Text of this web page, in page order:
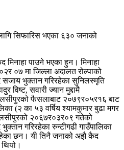
सिफारिस भएका ६३० जनाको
पाउने भएका हुन। मिनाहा
०७ मा जिल्ला अदालत रोल्पाको
भुक्तान गरिरहेका सुनिलस्मृति
विष्ट, सवारी ज्यान मुद्दामै
फैसलाबाट २०७९र०५र१६ बाट
(२ का ५३ वर्षिय श्यामकुमार बुढा मगर
२०६७र०३र०९ गतेको
गरिरहेका रुन्टीगढी गाउँपालिका
छन। यी तिनै जनाको अझै कैद